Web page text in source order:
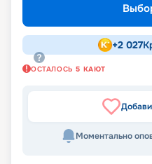
+2 027
ОСТАЛОСЬ 5 КАЮТ
Моментально